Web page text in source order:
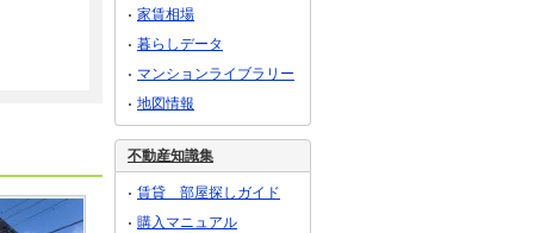
家賃相場
暮らしデータ
マンションライブラリー
地図情報
不動産知識集
賃貸 部屋探しガイド
購入マニュアル